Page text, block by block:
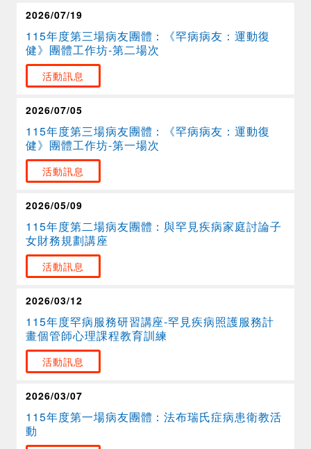
115年度第三場病友團體：《罕病病友：運動復
健》團體工作坊-第二場次
活動訊息
2026/07/19
115年度第三場病友團體：《罕病病友：運動復
健》團體工作坊-第一場次
活動訊息
2026/07/05
115年度第二場病友團體：與罕見疾病家庭討論子
女財務規劃講座
活動訊息
2026/05/09
115年度罕病服務研習講座-罕見疾病照護服務計
畫個管師心理課程教育訓練
活動訊息
2026/03/12
115年度第一場病友團體：法布瑞氏症病患衛教活
動
2026/03/07